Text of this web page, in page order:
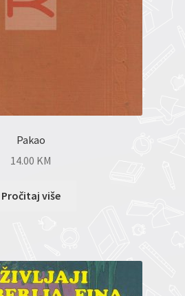
Pakao
14.00 KM
Pročitaj više